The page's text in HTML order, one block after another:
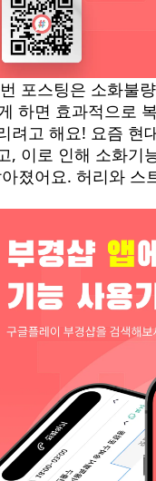
포스팅은 소화불
하면 효과적으로
려고 해요! 요즘 현
, 이로 인해 소화기
졌어요. 허리와 스